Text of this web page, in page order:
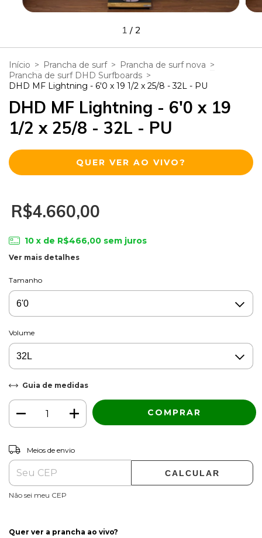
1 / 2
Início > Prancha de surf > Prancha de surf nova >
Prancha de surf DHD Surfboards >
DHD MF Lightning - 6'0 x 19 1/2 x 25/8 - 32L - PU
DHD MF Lightning - 6'0 x 19
1/2 x 25/8 - 32L - PU
QUER VER AO VIVO?
R$4.660,00
10 x de R$466,00 sem juros
Ver mais detalhes
Tamanho
Volume
Guia de medidas
Entregas para o CEP:
Meios de envio
CALCULAR
Não sei meu CEP
Quer ver a prancha ao vivo?